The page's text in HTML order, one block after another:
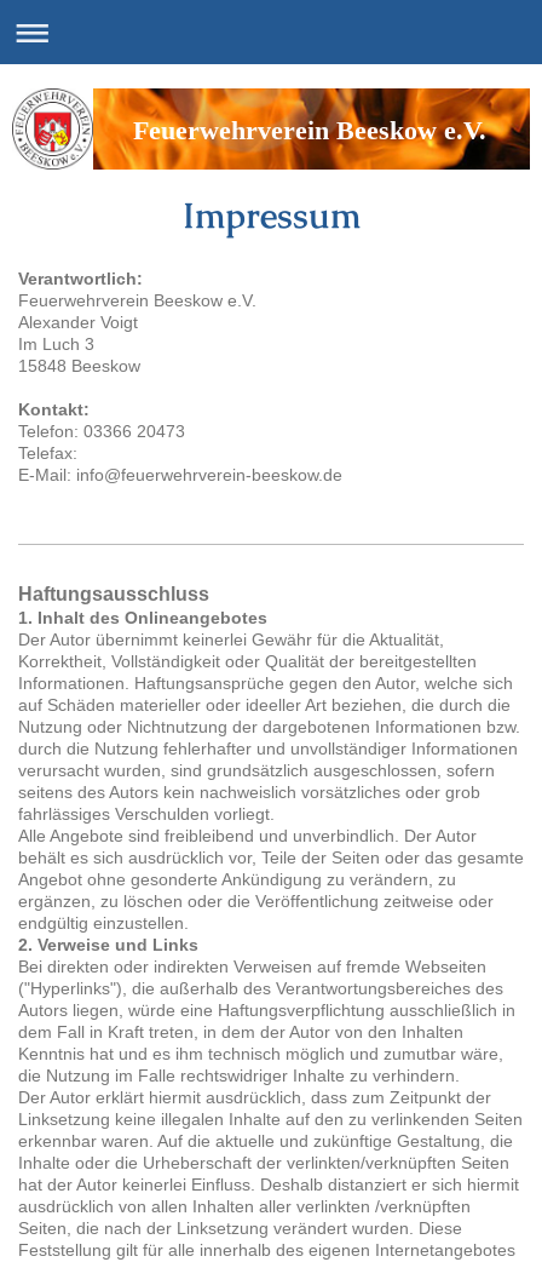
Feuerwehrverein Beeskow e.V.
Impressum
Verantwortlich:
Feuerwehrverein Beeskow e.V.
Alexander Voigt
Im Luch 3
15848 Beeskow
Kontakt:
Telefon: 03366 20473
Telefax:
E-Mail: info@feuerwehrverein-beeskow.de
Haftungsausschluss
1. Inhalt des Onlineangebotes
Der Autor übernimmt keinerlei Gewähr für die Aktualität,
Korrektheit, Vollständigkeit oder Qualität der bereitgestellten
Informationen. Haftungsansprüche gegen den Autor, welche sich
auf Schäden materieller oder ideeller Art beziehen, die durch die
Nutzung oder Nichtnutzung der dargebotenen Informationen bzw.
durch die Nutzung fehlerhafter und unvollständiger Informationen
verursacht wurden, sind grundsätzlich ausgeschlossen, sofern
seitens des Autors kein nachweislich vorsätzliches oder grob
fahrlässiges Verschulden vorliegt.
Alle Angebote sind freibleibend und unverbindlich. Der Autor
behält es sich ausdrücklich vor, Teile der Seiten oder das gesamte
Angebot ohne gesonderte Ankündigung zu verändern, zu
ergänzen, zu löschen oder die Veröffentlichung zeitweise oder
endgültig einzustellen.
2. Verweise und Links
Bei direkten oder indirekten Verweisen auf fremde Webseiten
("Hyperlinks"), die außerhalb des Verantwortungsbereiches des
Autors liegen, würde eine Haftungsverpflichtung ausschließlich in
dem Fall in Kraft treten, in dem der Autor von den Inhalten
Kenntnis hat und es ihm technisch möglich und zumutbar wäre,
die Nutzung im Falle rechtswidriger Inhalte zu verhindern.
Der Autor erklärt hiermit ausdrücklich, dass zum Zeitpunkt der
Linksetzung keine illegalen Inhalte auf den zu verlinkenden Seiten
erkennbar waren. Auf die aktuelle und zukünftige Gestaltung, die
Inhalte oder die Urheberschaft der verlinkten/verknüpften Seiten
hat der Autor keinerlei Einfluss. Deshalb distanziert er sich hiermit
ausdrücklich von allen Inhalten aller verlinkten /verknüpften
Seiten, die nach der Linksetzung verändert wurden. Diese
Feststellung gilt für alle innerhalb des eigenen Internetangebotes